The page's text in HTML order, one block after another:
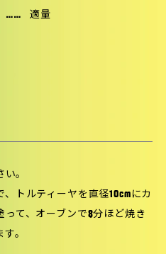
…… 適量
。
トルティーヤを直径10cmにカ
って、オーブンで8分ほど焼き
。